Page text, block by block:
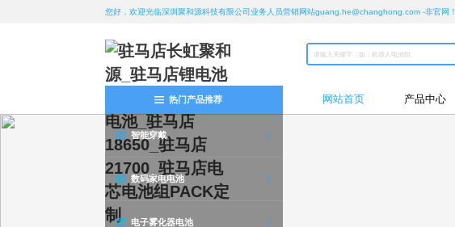
您好，欢迎光临深圳聚和源科技有限公司业务人员营销网站guang.he@changhong.com -非官网！
热门产品推荐
智能穿戴
数码家电电池
电子雾化器电池
网站首页 产品中心